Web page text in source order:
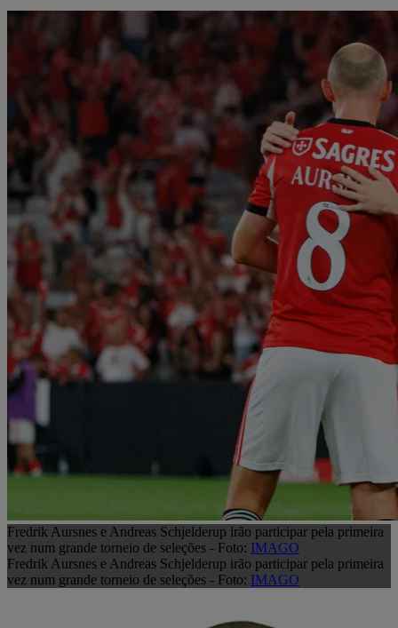
Fredrik Aursnes e Andreas Schjelderup irão participar pela primeira
vez num grande torneio de seleções - Foto: IMAGO
Fredrik Aursnes e Andreas Schjelderup irão participar pela primeira
vez num grande torneio de seleções - Foto: IMAGO